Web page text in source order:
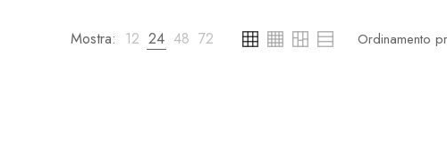
Mostra: 12 24 48 72